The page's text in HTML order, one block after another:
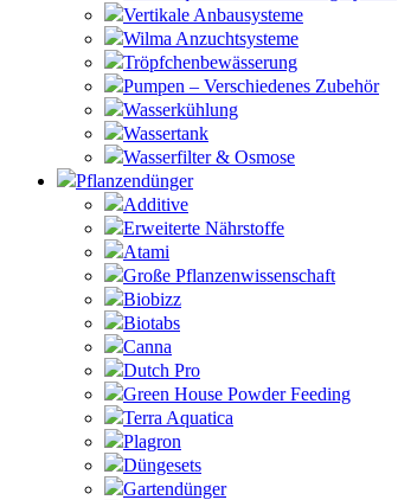
Vertikale Anbausysteme
Wilma Anzuchtsysteme
Tröpfchenbewässerung
Pumpen – Verschiedenes Zubehör
Wasserkühlung
Wassertank
Wasserfilter & Osmose
Pflanzendünger
Additive
Erweiterte Nährstoffe
Atami
Große Pflanzenwissenschaft
Biobizz
Biotabs
Canna
Dutch Pro
Green House Powder Feeding
Terra Aquatica
Plagron
Düngesets
Gartendünger